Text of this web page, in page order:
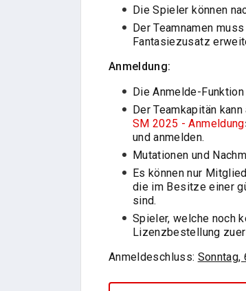
Die Spieler können
Der Teamnamen
Fantasiezusatz
Anmeldung:
Die Anmelde-
Der Teamkapitän
SM 2025 - Anmeldung
und anmelden.
Mutationen und
Es können nur
die im Besitze einer
sind.
Spieler, welche noch
Lizenzbestellung
Anmeldeschluss: Sonntag,